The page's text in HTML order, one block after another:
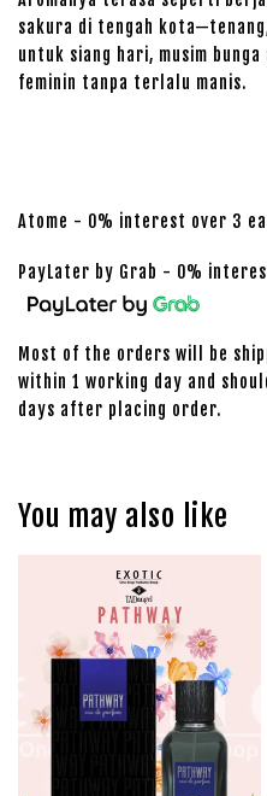
sakura di tengah
untuk siang hari, musim
feminin tanpa terlalu manis.
Atome - 0% interest over 3
PayLater by Grab - 0%
Most of the orders will be
within 1 working day and
days after placing order.
You may also like